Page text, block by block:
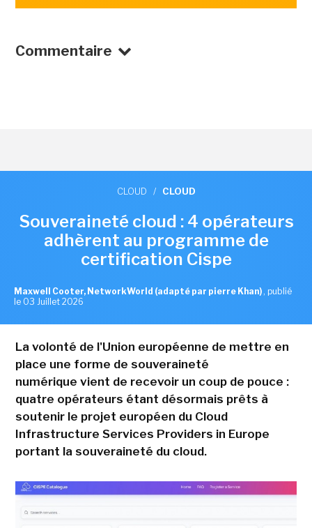
Commentaire
CLOUD / CLOUD
Souveraineté cloud : 4 opérateurs
adhèrent au programme de
certification Cispe
Maxwell Cooter, NetworkWorld (adapté par pierre Khan) , publié
le 03 Juillet 2026
La volonté de l'Union européenne de mettre en
place une forme de souveraineté
numérique vient de recevoir un coup de pouce :
quatre opérateurs étant désormais prêts à
soutenir le projet européen du Cloud
Infrastructure Services Providers in Europe
portant la souveraineté du cloud.